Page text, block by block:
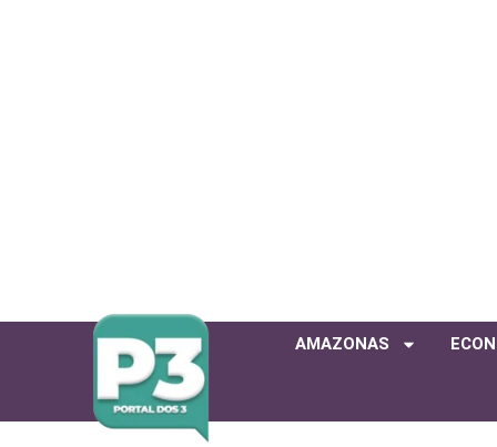
AMAZONAS